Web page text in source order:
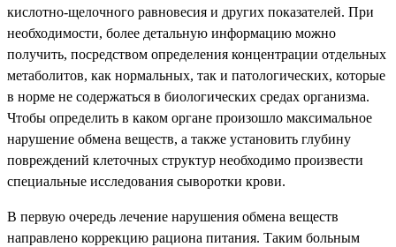
кислотно-щелочного равновесия и других показателей. При
необходимости, более детальную информацию можно
получить, посредством определения концентрации отдельных
метаболитов, как нормальных, так и патологических, которые
в норме не содержаться в биологических средах организма.
Чтобы определить в каком органе произошло максимальное
нарушение обмена веществ, а также установить глубину
повреждений клеточных структур необходимо произвести
специальные исследования сыворотки крови.
В первую очередь лечение нарушения обмена веществ
направлено коррекцию рациона питания. Таким больным